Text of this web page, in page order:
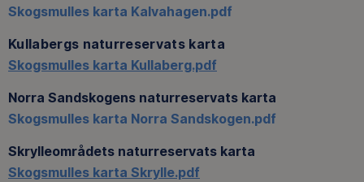
Skogsmulles karta Kalvahagen.pdf
Kullabergs naturreservats karta
Skogsmulles karta Kullaberg.pdf
Norra Sandskogens naturreservats karta
Skogsmulles karta Norra Sandskogen.pdf
Skrylleområdets naturreservats karta
Skogsmulles karta Skrylle.pdf